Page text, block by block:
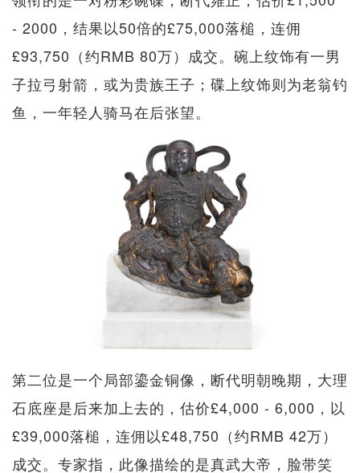
- 2000，结果以50倍的£75,000落槌，连佣
£93,750（约RMB 80万）成交。碗上纹饰有一男
子拉弓射箭，或为贵族王子；碟上纹饰则为老翁钓
鱼，一年轻人骑马在后张望。
第二位是一个局部鎏金铜像，断代明朝晚期，大理
石底座是后来加上去的，估价£4,000 - 6,000，以
£39,000落槌，连佣以£48,750（约RMB 42万）
成交。专家指，此像描绘的是真武大帝，脸带笑